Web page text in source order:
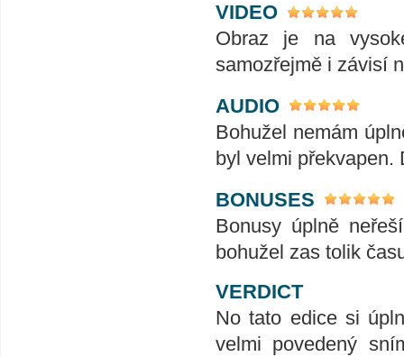
VIDEO
Obraz je na
samozřejmě i závisí
AUDIO
Bohužel nemám
byl velmi překvapen.
BONUSES
Bonusy úplně
bohužel zas tolik
VERDICT
No tato edice si
velmi povedený